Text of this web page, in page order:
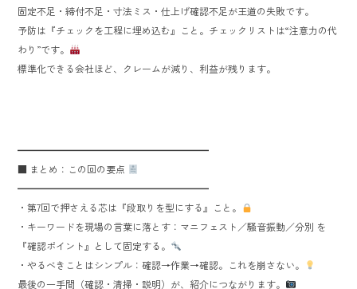
固定不足・締付不足・寸法ミス・仕上げ確認不足が王道の失敗です。
予防は『チェックを工程に埋め込む』こと。チェックリストは“注意力の代
わり”です。
標準化できる会社ほど、クレームが減り、利益が残ります。
━━━━━━━━━━━━━━━━━━━━
■ まとめ：この回の要点
━━━━━━━━━━━━━━━━━━━━
・第7回で押さえる芯は『段取りを型にする』こと。
・キーワードを現場の言葉に落とす：マニフェスト／騒音振動／分別 を
『確認ポイント』として固定する。
・やるべきことはシンプル：確認→作業→確認。これを崩さない。
最後の一手間（確認・清掃・説明）が、紹介につながります。